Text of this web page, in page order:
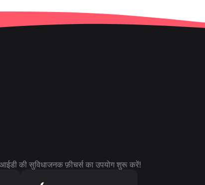
की सुविधाजनक फ़ीचर्स का उपयोग शुरू करें!